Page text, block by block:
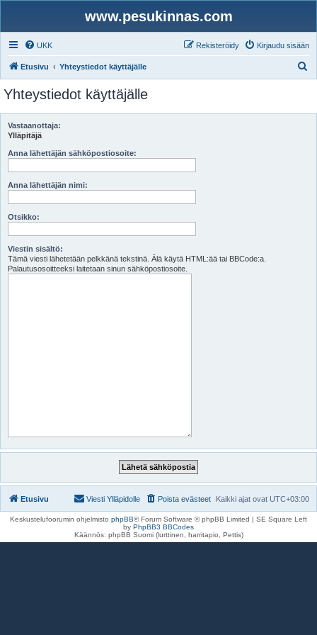
www.pesukinnas.com
UKK Kirjaudu sisään
Rekisteröidy
Etusivu Yhteystiedot käyttäjälle
i
Yhteystiedot käyttäjälle
Vastaanottaja:
Ylläpitäjä
Anna lähettäjän sähköpostiosoite:
Anna lähettäjän nimi:
Otsikko:
Viestin sisältö:
Tämä viesti lähetetään pelkkänä tekstinä. Älä käytä HTML:ää tai BBCode:a.
Palautusosoitteeksi laitetaan sinun sähköpostiosoite.
Etusivu Kaikki ajat ovat UTC+03:00
Poista evästeet
Viesti Ylläpidolle
Keskustelufoorumin ohjelmisto phpBB® Forum Software © phpBB Limited | SE Square Left
by PhpBB3 BBCodes
Käännös: phpBB Suomi (lurttinen, harritapio, Pettis)